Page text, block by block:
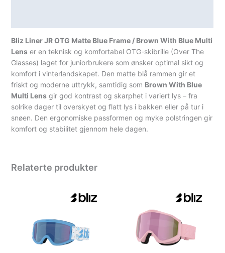
Bliz Liner JR OTG Matte Blue Frame / Brown With Blue Multi
Lens er en teknisk og komfortabel OTG-skibrille (Over The
Glasses) laget for juniorbrukere som ønsker optimal sikt og
komfort i vinterlandskapet. Den matte blå rammen gir et
friskt og moderne uttrykk, samtidig som Brown With Blue
Multi Lens gir god kontrast og skarphet i variert lys – fra
solrike dager til overskyet og flatt lys i bakken eller på tur i
snøen. Den ergonomiske passformen og myke polstringen gir
komfort og stabilitet gjennom hele dagen.
Relaterte produkter